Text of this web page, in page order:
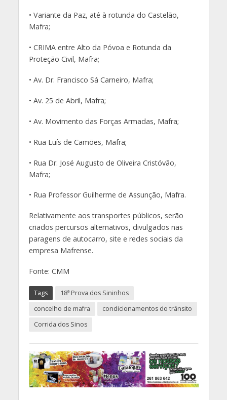
• Variante da Paz, até à rotunda do Castelão,
Mafra;
• CRIMA entre Alto da Póvoa e Rotunda da
Proteção Civil, Mafra;
• Av. Dr. Francisco Sá Carneiro, Mafra;
• Av. 25 de Abril, Mafra;
• Av. Movimento das Forças Armadas, Mafra;
• Rua Luís de Camões, Mafra;
• Rua Dr. José Augusto de Oliveira Cristóvão,
Mafra;
• Rua Professor Guilherme de Assunção, Mafra.
Relativamente aos transportes públicos, serão
criados percursos alternativos, divulgados nas
paragens de autocarro, site e redes sociais da
empresa Mafrense.
Fonte: CMM
Tags
18ª Prova dos Sininhos
concelho de mafra
condicionamentos do trânsito
Corrida dos Sinos